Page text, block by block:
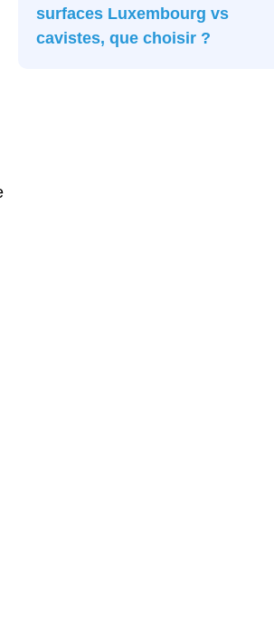
surfaces Luxembourg vs
cavistes, que choisir ?